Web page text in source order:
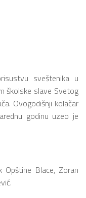
sveštenika u
školske slave Svetog
Ovogodišnji kolačar
godinu uzeo je
Opštine Blace, Zoran